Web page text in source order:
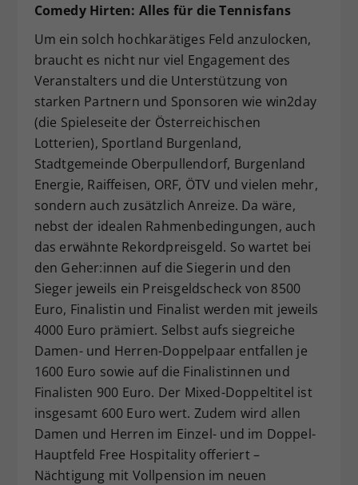
Comedy Hirten: Alles für die Tennisfans
Um ein solch hochkarätiges Feld anzulocken,
braucht es nicht nur viel Engagement des
Veranstalters und die Unterstützung von
starken Partnern und Sponsoren wie win2day
(die Spieleseite der Österreichischen
Lotterien), Sportland Burgenland,
Stadtgemeinde Oberpullendorf, Burgenland
Energie, Raiffeisen, ORF, ÖTV und vielen mehr,
sondern auch zusätzlich Anreize. Da wäre,
nebst der idealen Rahmenbedingungen, auch
das erwähnte Rekordpreisgeld. So wartet bei
den Geher:innen auf die Siegerin und den
Sieger jeweils ein Preisgeldscheck von 8500
Euro, Finalistin und Finalist werden mit jeweils
4000 Euro prämiert. Selbst aufs siegreiche
Damen- und Herren-Doppelpaar entfallen je
1600 Euro sowie auf die Finalistinnen und
Finalisten 900 Euro. Der Mixed-Doppeltitel ist
insgesamt 600 Euro wert. Zudem wird allen
Damen und Herren im Einzel- und im Doppel-
Hauptfeld Free Hospitality offeriert –
Nächtigung mit Vollpension im neuen